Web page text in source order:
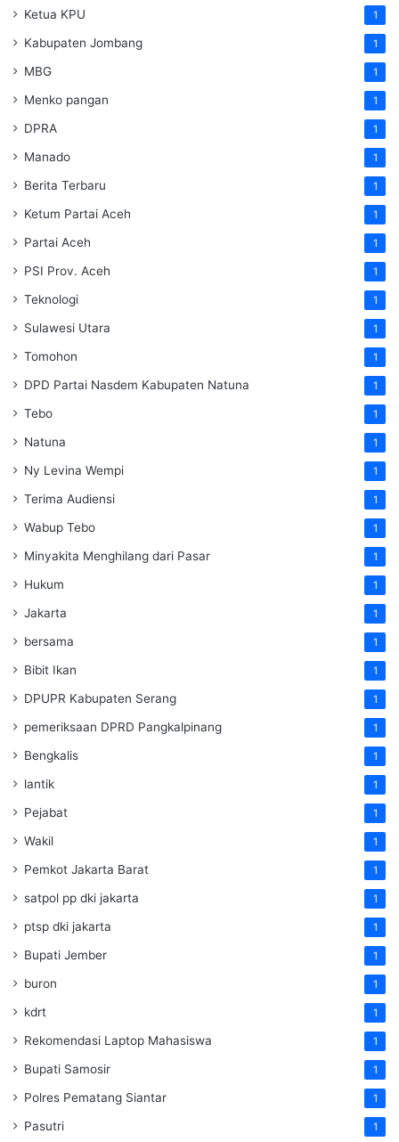
Ketua KPU 1
Kabupaten Jombang 1
MBG 1
Menko pangan 1
DPRA 1
Manado 1
Berita Terbaru 1
Ketum Partai Aceh 1
Partai Aceh 1
PSI Prov. Aceh 1
Teknologi 1
Sulawesi Utara 1
Tomohon 1
DPD Partai Nasdem Kabupaten Natuna 1
Tebo 1
Natuna 1
Ny Levina Wempi 1
Terima Audiensi 1
Wabup Tebo 1
Minyakita Menghilang dari Pasar 1
Hukum 1
Jakarta 1
bersama 1
Bibit Ikan 1
DPUPR Kabupaten Serang 1
pemeriksaan DPRD Pangkalpinang 1
Bengkalis 1
lantik 1
Pejabat 1
Wakil 1
Pemkot Jakarta Barat 1
satpol pp dki jakarta 1
ptsp dki jakarta 1
Bupati Jember 1
buron 1
kdrt 1
Rekomendasi Laptop Mahasiswa 1
Bupati Samosir 1
Polres Pematang Siantar 1
Pasutri 1